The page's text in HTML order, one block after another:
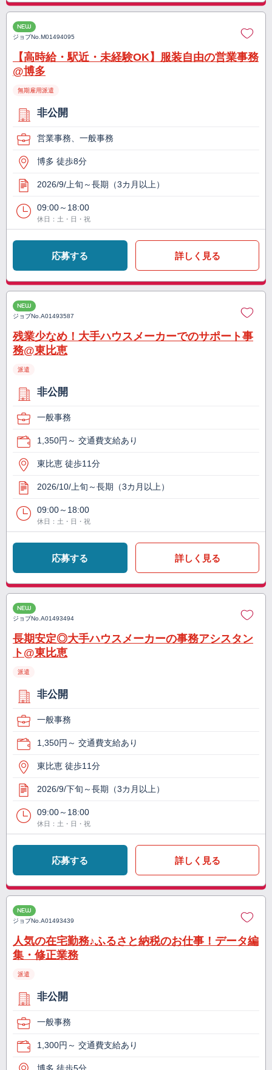
NEW
ジョブNo.M01494095
【高時給・駅近・未経験OK】服装自由の営業事務
@博多
無期雇用派遣
非公開
営業事務、一般事務
博多 徒歩8分
2026/9/上旬～長期（3カ月以上）
09:00～18:00
休日：土・日・祝
応募する 詳しく見る
NEW
ジョブNo.A01493587
残業少なめ！大手ハウスメーカーでのサポート事
務@東比恵
派遣
非公開
一般事務
1,350円～ 交通費支給あり
東比恵 徒歩11分
2026/10/上旬～長期（3カ月以上）
09:00～18:00
休日：土・日・祝
応募する 詳しく見る
NEW
ジョブNo.A01493494
長期安定◎大手ハウスメーカーの事務アシスタン
ト@東比恵
派遣
非公開
一般事務
1,350円～ 交通費支給あり
東比恵 徒歩11分
2026/9/下旬～長期（3カ月以上）
09:00～18:00
休日：土・日・祝
応募する 詳しく見る
NEW
ジョブNo.A01493439
人気の在宅勤務♪ふるさと納税のお仕事！データ編
集・修正業務
派遣
非公開
一般事務
1,300円～ 交通費支給あり